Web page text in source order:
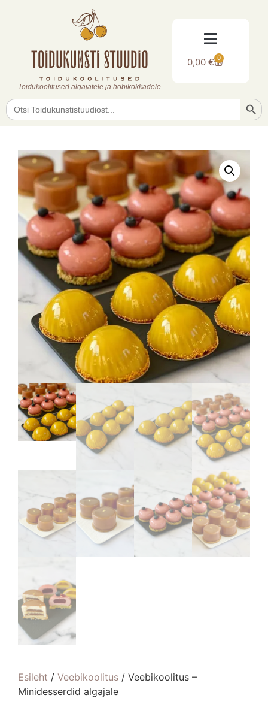
Toidukoolitused algajatele ja hobikokkadele
0,00€ 0
Search
for:
Esileht / Veebikoolitus / Veebikoolitus –
Minidesserdid algajale